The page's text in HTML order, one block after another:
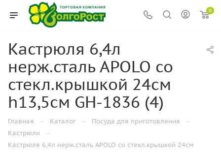
0
Кастрюля 6,4л
нерж.сталь APOLO со
стекл.крышкой 24см
h13,5см GH-1836 (4)
Главная — Каталог — Посуда для приготовления —
Кастрюли —
Кастрюля 6,4л нерж.сталь APOLO со стекл.крышкой 24см